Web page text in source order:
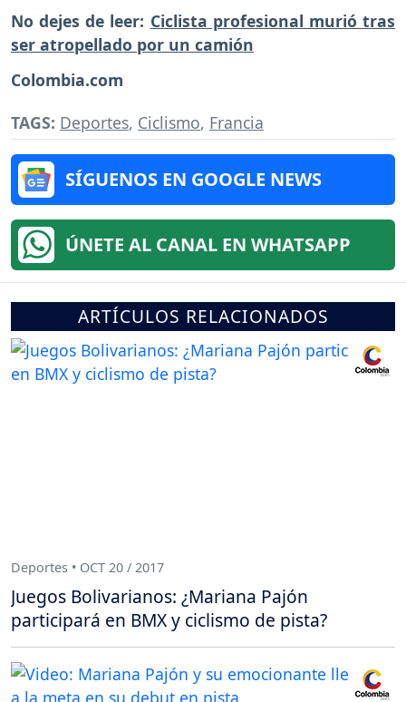
No dejes de leer: Ciclista profesional murió tras
ser atropellado por un camión
Colombia.com
TAGS: Deportes, Ciclismo, Francia
SÍGUENOS EN GOOGLE NEWS
ÚNETE AL CANAL EN WHATSAPP
ARTÍCULOS RELACIONADOS
Deportes • OCT 20 / 2017
Juegos Bolivarianos: ¿Mariana Pajón
participará en BMX y ciclismo de pista?